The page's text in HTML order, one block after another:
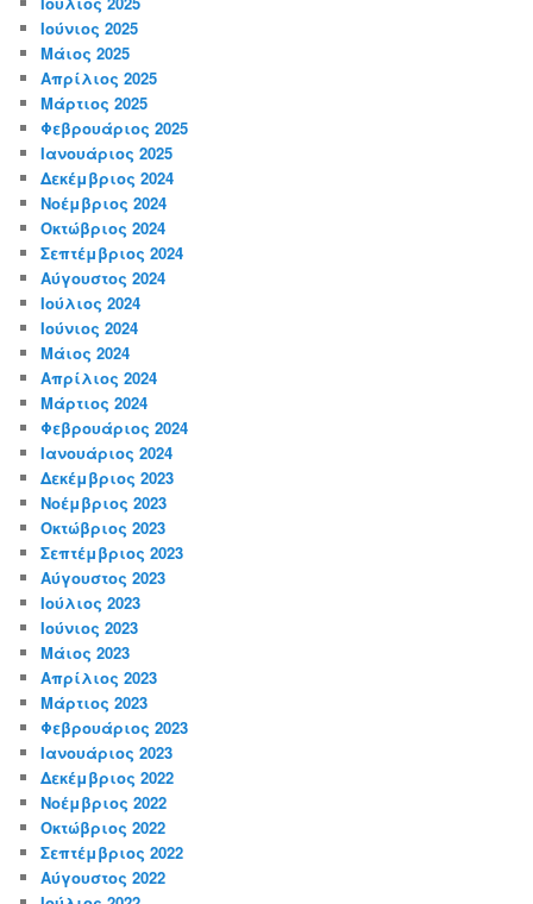
Ιούνιος 2025
Μάιος 2025
Απρίλιος 2025
Μάρτιος 2025
Φεβρουάριος 2025
Ιανουάριος 2025
Δεκέμβριος 2024
Νοέμβριος 2024
Οκτώβριος 2024
Σεπτέμβριος 2024
Αύγουστος 2024
Ιούλιος 2024
Ιούνιος 2024
Μάιος 2024
Απρίλιος 2024
Μάρτιος 2024
Φεβρουάριος 2024
Ιανουάριος 2024
Δεκέμβριος 2023
Νοέμβριος 2023
Οκτώβριος 2023
Σεπτέμβριος 2023
Αύγουστος 2023
Ιούλιος 2023
Ιούνιος 2023
Μάιος 2023
Απρίλιος 2023
Μάρτιος 2023
Φεβρουάριος 2023
Ιανουάριος 2023
Δεκέμβριος 2022
Νοέμβριος 2022
Οκτώβριος 2022
Σεπτέμβριος 2022
Αύγουστος 2022